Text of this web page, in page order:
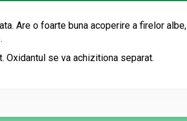
Are o foarte buna acoperire a firelor albe,
Oxidantul se va achizitiona separat.